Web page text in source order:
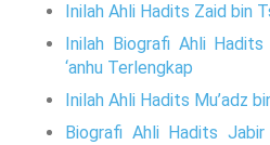
Inilah Ahli Hadits Zaid bin
Inilah Biografi Ahli Hadits
‘anhu Terlengkap
Inilah Ahli Hadits Mu’adz
Biografi Ahli Hadits Jabir